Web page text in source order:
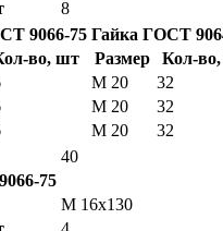
8
9066-75 Гайка ГОСТ
во, шт Размер
Кол-
М 20
32
М 20
32
М 20
32
40
75
М 16х130